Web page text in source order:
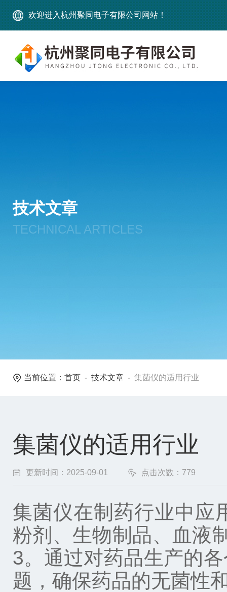
欢迎进入杭州聚同电子有限公司网站！
技术文章
TECHNICAL ARTICLES
当前位置： 首页 - 技术文章 - 集菌仪的适用行业
集菌仪的适用行业
更新时间：2025-09-01 点击次数：779
集菌仪在制药行业中应
粉剂、生物制品、血液
3。通过对药品生产的
题，确保药品的无菌性